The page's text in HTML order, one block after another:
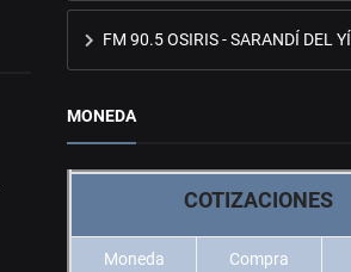
FM 90.5 OSIRIS - SARANDÍ DEL YÍ
MONEDA
COTIZACIONES
Moneda Compra